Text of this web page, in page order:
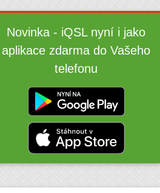
Novinka - iQSL nyní i jako
aplikace zdarma do Vašeho
telefonu